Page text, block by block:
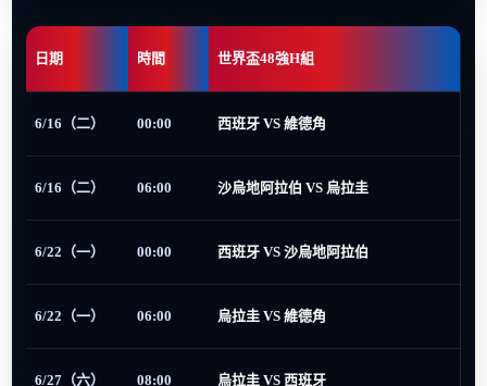
日期 時間 世界盃48強H組
6/16（二） 00:00 西班牙 VS 維德角
6/16（二） 06:00 沙烏地阿拉伯 VS 烏拉圭
6/22（一） 00:00 西班牙 VS 沙烏地阿拉伯
6/22（一） 06:00 烏拉圭 VS 維德角
6/27（六） 08:00 烏拉圭 VS 西班牙